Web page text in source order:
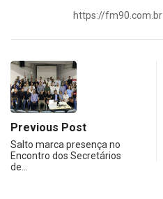
https://fm90.com.br
Previous Post
Salto marca presença no
Encontro dos Secretários
de…